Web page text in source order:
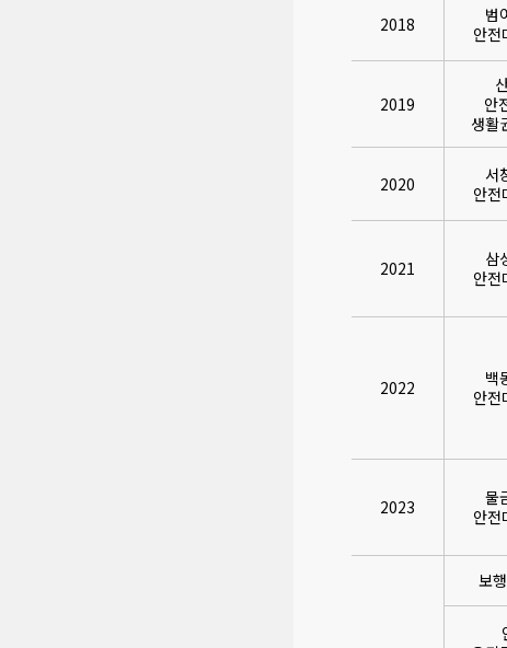
2018
범
안전
2019
안
생활
2020
서
안전
2021
삼
안전
2022
백
안전
2023
물
안전
보